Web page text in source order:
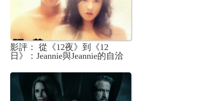
影評： 從《12夜》到《12
日》：Jeannie與Jeannie的自洽